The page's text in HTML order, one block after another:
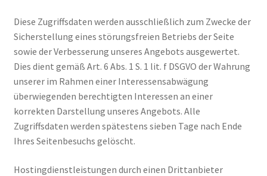
Checkout
Cookie-Richtlinie
Datenschutzerklärung
Echtheit von Bewertungen
Diese Zugriffsdaten werden ausschließlich zum Zwecke der
Sicherstellung eines störungsfreien Betriebs der Seite
sowie der Verbesserung unseres Angebots ausgewertet.
Dies dient gemäß Art. 6 Abs. 1 S. 1 lit. f DSGVO der Wahrung
unserer im Rahmen einer Interessensabwägung
überwiegenden berechtigten Interessen an einer
korrekten Darstellung unseres Angebots. Alle
Zugriffsdaten werden spätestens sieben Tage nach Ende
Ihres Seitenbesuchs gelöscht.
Hostingdienstleistungen durch einen Drittanbieter